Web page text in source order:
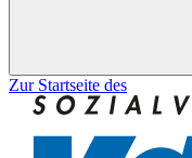
Zur Startseite des